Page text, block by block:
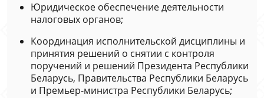
Юридическое обеспечение деятельности
налоговых органов;
Координация исполнительской дисциплины и
принятия решений о снятии с контроля
поручений и решений Президента Республики
Беларусь, Правительства Республики Беларусь
и Премьер-министра Республики Беларусь;